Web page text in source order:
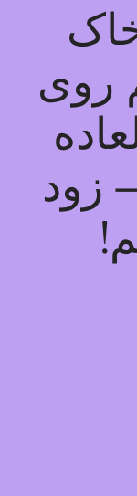
روی
زود